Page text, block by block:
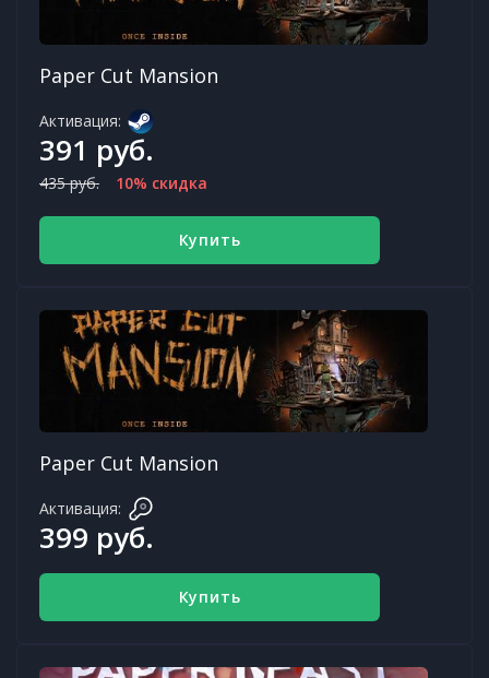
Paper Cut Mansion
Активация:
391 руб.
435 руб. 10% скидка
Купить
Paper Cut Mansion
Активация:
399 руб.
Купить